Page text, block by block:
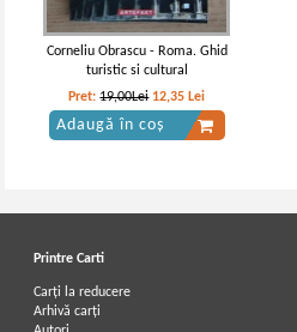
Corneliu Obrascu - Roma. Ghid
turistic si cultural
Pret:19,00Lei 12,35 Lei
Adaugă în coș
Printre Carti
Carți la reducere
Arhivă carți